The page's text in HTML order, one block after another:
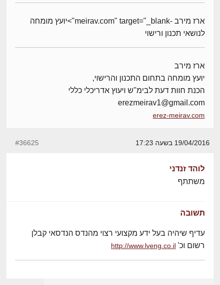
ארז מירב -meirav.com" target="_blank">יועץ מומחה
לנושאי תכנון ורישוי
ארז מירב
יועץ מומחה בתחום התכנון והרישוי,
הכנת חוות דעת לבימ"ש ויעוץ אדריכלי כללי
erezmeirav1@gmail.com
erez-meirav.com
19/04/2016 בשעה 17:23 #36625
לוהד זנדני
משתתף
תשובה
עדיף שיהיה בעל ידע מקצועי רצוי מהנדס הנדסאי קבלן
רשום וכ' http://www.lveng.co.il